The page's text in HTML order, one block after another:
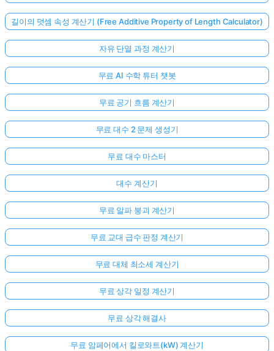
길이의 덧셈 속성 계산기 (Free Additive Property of Length Calculator)
자유 단열 과정 계산기
무료 AI 수학 튜터 챗봇
무료 공기 흐름 계산기
무료 대수 2 문제 생성기
무료 대수 마스터
대수 계산기
무료 알파 붕괴 계산기
무료 교대 급수 판정 계산기
무료 대체 최소세 계산기
무료 상각 일정 계산기
무료 상각 해결사
무료 암페어에서 킬로와트(kW) 계산기